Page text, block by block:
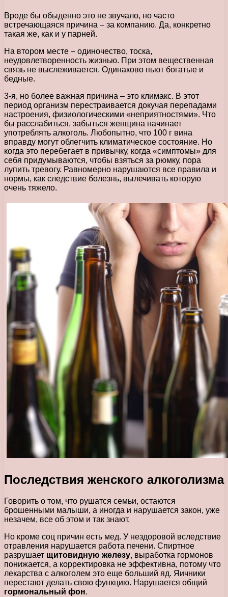
Вроде бы обыденно это не звучало, но часто
встречающаяся причина – за компанию. Да, конкретно
такая же, как и у парней.
На втором месте – одиночество, тоска,
неудовлетворенность жизнью. При этом вещественная
связь не выслеживается. Одинаково пьют богатые и
бедные.
3-я, но более важная причина – это климакс. В этот
период организм перестраивается докучая перепадами
настроения, физиологическими «неприятностями». Что
бы расслабиться, забыться женщина начинает
употреблять алкоголь. Любопытно, что 100 г вина
вправду могут облегчить климатическое состояние. Но
когда это перебегает в привычку, когда «симптомы» для
себя придумываются, чтобы взяться за рюмку, пора
лупить тревогу. Равномерно нарушаются все правила и
нормы, как следствие болезнь, вылечивать которую
очень тяжело.
Последствия женского алкоголизма
Говорить о том, что рушатся семьи, остаются
брошенными малыши, а иногда и нарушается закон, уже
незачем, все об этом и так знают.
Но кроме соц причин есть мед. У нездоровой вследствие
отравления нарушается работа печени. Спиртное
разрушает щитовидную железу, выработка гормонов
понижается, а корректировка не эффективна, потому что
лекарства с алкоголем это еще больший яд. Яичники
перестают делать свою функцию. Нарушается общий
гормональный фон.